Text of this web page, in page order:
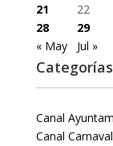
21
22
28
29
« May
Jul »
Categorías
Canal
Canal